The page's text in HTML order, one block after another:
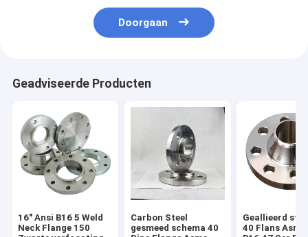
Doorgaan
Geadviseerde Producten
16" Ansi B16 5 Weld
Neck Flange 150
Carbon Steel
gesmeed schema 40
Geallieerd
40 Flans Asme